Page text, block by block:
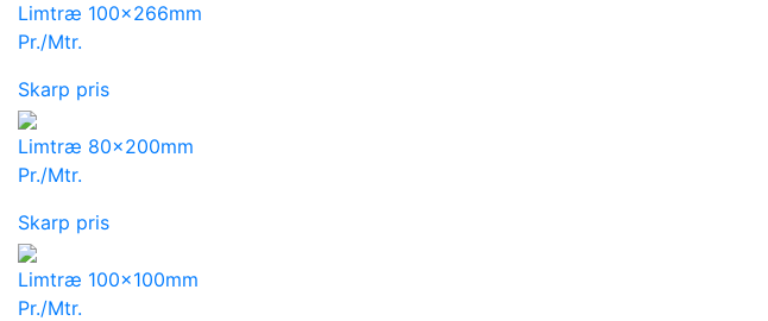
Limtræ 100x266mm
Pr./Mtr.
Skarp pris
Limtræ 80x200mm
Pr./Mtr.
Skarp pris
Limtræ 100x100mm
Pr./Mtr.